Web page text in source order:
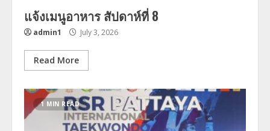
แจ้งเมนูอาหาร สัปดาห์ที่ 8
admin1 July 3, 2026
Read More
1 MIN READ